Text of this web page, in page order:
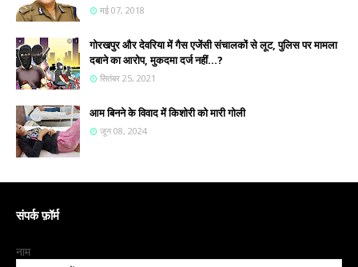
मई 07, 2018
गोरखपुर और देवरिया में गैस एजेंसी संचालकों से लूट, पुलिस पर मामला
दबाने का आरोप, मुकदमा दर्ज नहीं...?
सितंबर 25, 2021
आम बिनने के विवाद में किशोरी को मारी गोली
जून 08, 2024
संपर्क फ़ॉर्म
नाम